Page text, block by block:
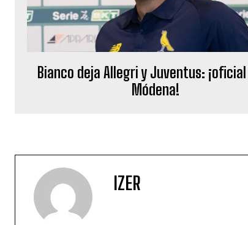
Bianco deja Allegri y Juventus:
Módena!
IZER